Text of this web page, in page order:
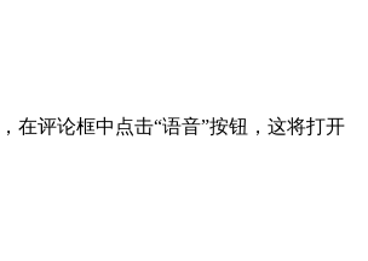
在评论框中点击“语音”按钮，这将打开